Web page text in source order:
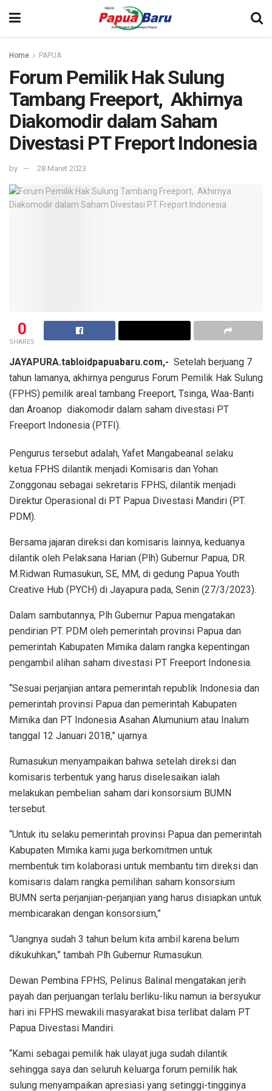
Home PAPUA
Forum Pemilik Hak Sulung
Tambang Freeport, Akhirnya
Diakomodir dalam Saham
Divestasi PT Freport Indonesia
by 28 Maret 2023
0
SHARES
JAYAPURA.tabloidpapuabaru.com,- Setelah berjuang 7
tahun lamanya, akhirnya pengurus Forum Pemilik Hak Sulung
(FPHS) pemilik areal tambang Freeport, Tsinga, Waa-Banti
dan Aroanop diakomodir dalam saham divestasi PT
Freeport Indonesia (PTFI).
Pengurus tersebut adalah, Yafet Mangabeanal selaku
ketua FPHS dilantik menjadi Komisaris dan Yohan
Zonggonau sebagai sekretaris FPHS, dilantik menjadi
Direktur Operasional di PT Papua Divestasi Mandiri (PT.
PDM).
Bersama jajaran direksi dan komisaris lainnya, keduanya
dilantik oleh Pelaksana Harian (Plh) Gubernur Papua, DR.
M.Ridwan Rumasukun, SE, MM, di gedung Papua Youth
Creative Hub (PYCH) di Jayapura pada, Senin (27/3/2023).
Dalam sambutannya, Plh Gubernur Papua mengatakan
pendirian PT. PDM oleh pemerintah provinsi Papua dan
pemerintah Kabupaten Mimika dalam rangka kepentingan
pengambil alihan saham divestasi PT Freeport Indonesia.
“Sesuai perjanjian antara pemerintah republik Indonesia dan
pemerintah provinsi Papua dan pemerintah Kabupaten
Mimika dan PT Indonesia Asahan Alumunium atau Inalum
tanggal 12 Januari 2018,” ujarnya.
Rumasukun menyampaikan bahwa setelah direksi dan
komisaris terbentuk yang harus diselesaikan ialah
melakukan pembelian saham dari konsorsium BUMN
tersebut.
“Untuk itu selaku pemerintah provinsi Papua dan pemerintah
Kabupaten Mimika kami juga berkomitmen untuk
membentuk tim kolaborasi untuk membantu tim direksi dan
komisaris dalam rangka pemilihan saham konsorsium
BUMN serta perjanjian-perjanjian yang harus disiapkan untuk
membicarakan dengan konsorsium,”
“Uangnya sudah 3 tahun belum kita ambil karena belum
dikukuhkan,” tambah Plh Gubernur Rumasukun.
Dewan Pembina FPHS, Pelinus Balinal mengatakan jerih
payah dan perjuangan terlalu berliku-liku namun ia bersyukur
hari ini FPHS mewakili masyarakat bisa terlibat dalam PT
Papua Divestasi Mandiri.
“Kami sebagai pemilik hak ulayat juga sudah dilantik
sehingga saya dan seluruh keluarga forum pemilik hak
sulung menyampaikan apresiasi yang setinggi-tingginya